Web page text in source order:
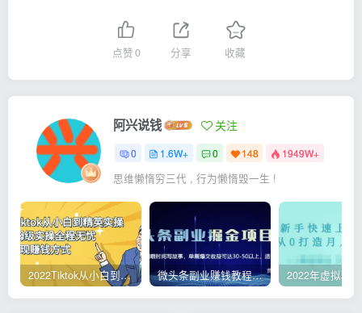
点赞0 分享 收藏
阿兴说钱 关注
0 1.6W+ 0 148 1949W+
思维懒惰穷三代 , 行为懒惰毁一生 !
2022Tiktok从小白到精英实操，0-1保姆级实操全程无忧，多种变现赚钱方式 微头条副业赚钱教程，项目单号单天做到50-100+收益